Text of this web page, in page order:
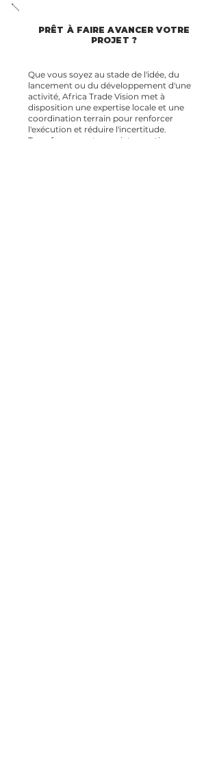
PRÊT À FAIRE AVANCER VOTRE
PROJET ?
Que vous soyez au stade de l'idée, du
lancement ou du développement d'une
activité, Africa Trade Vision met à
disposition une expertise locale et une
coordination terrain pour renforcer
l'exécution et réduire l'incertitude.
Transformez votre projet en actions